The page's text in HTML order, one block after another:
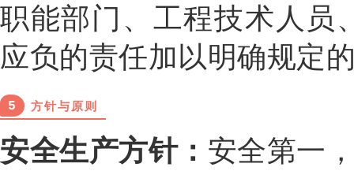
职能部门、工程技术人员
应负的责任加以明确规定
5 方针与原则
安全生产方针： 安全第一